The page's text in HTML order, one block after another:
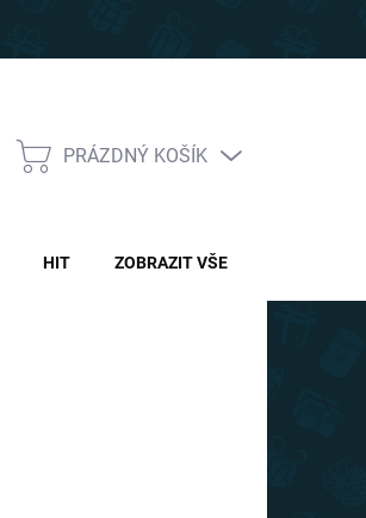
NÁKUPNÍ
PRÁZDNÝ KOŠÍK
HIT ZOBRAZIT VŠE